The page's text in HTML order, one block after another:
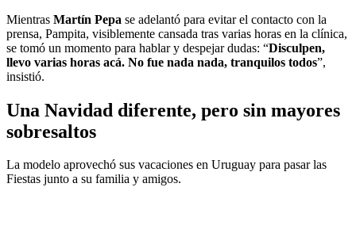
Mientras Martín Pepa se adelantó para evitar el contacto con la
prensa, Pampita, visiblemente cansada tras varias horas en la clínica,
se tomó un momento para hablar y despejar dudas: “Disculpen,
llevo varias horas acá. No fue nada nada, tranquilos todos”,
insistió.
Una Navidad diferente, pero sin mayores
sobresaltos
La modelo aprovechó sus vacaciones en Uruguay para pasar las
Fiestas junto a su familia y amigos.